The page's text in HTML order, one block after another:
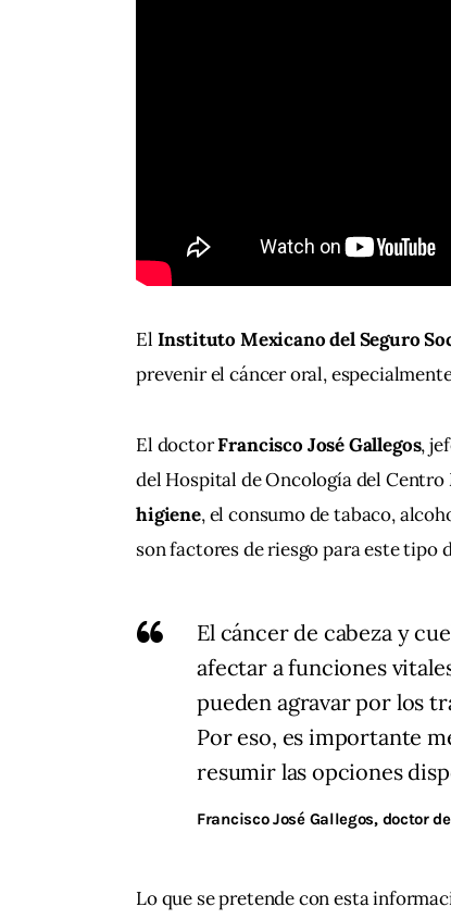
El Instituto Mexicano del Seguro
prevenir el cáncer oral,
El doctor Francisco José Gallegos,
del Hospital de Oncología del
higiene, el consumo de tabaco,
son factores de riesgo para este tipo
El cáncer de cabeza y
afectar a funciones
pueden agravar por los
Por eso, es importante
resumir las opciones
Francisco José Gallegos, doctor
Lo que se pretende con esta